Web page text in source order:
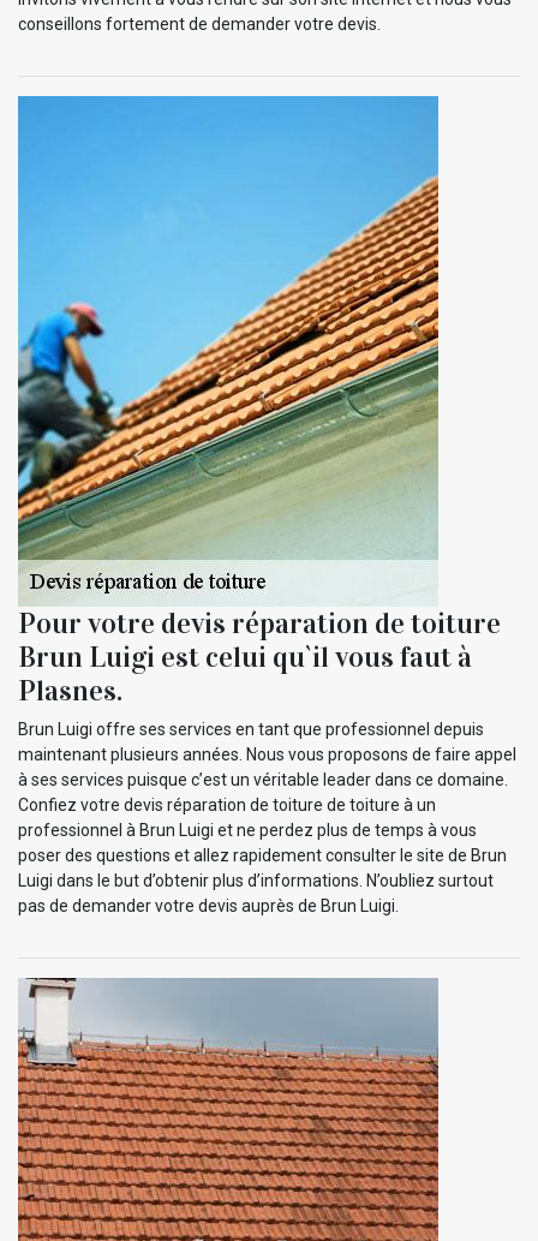
conseillons fortement de demander votre devis.
Pour votre devis réparation de toiture
Brun Luigi est celui qu`il vous faut à
Plasnes.
Brun Luigi offre ses services en tant que professionnel depuis
maintenant plusieurs années. Nous vous proposons de faire appel
à ses services puisque c’est un véritable leader dans ce domaine.
Confiez votre devis réparation de toiture de toiture à un
professionnel à Brun Luigi et ne perdez plus de temps à vous
poser des questions et allez rapidement consulter le site de Brun
Luigi dans le but d’obtenir plus d’informations. N’oubliez surtout
pas de demander votre devis auprès de Brun Luigi.